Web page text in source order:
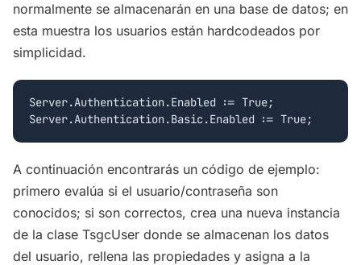
normalmente se almacenarán en una base de datos; en
esta muestra los usuarios están hardcodeados por
simplicidad.
Server.Authentication.Enabled := True;
A continuación encontrarás un código de ejemplo:
primero evalúa si el usuario/contraseña son
conocidos; si son correctos, crea una nueva instancia
de la clase TsgcUser donde se almacenan los datos
del usuario, rellena las propiedades y asigna a la